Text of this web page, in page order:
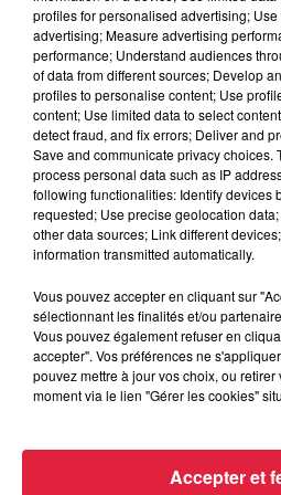
6 août 2026
Tags
Catherine
6 août 2026
Au zoo de
avec les
profiles for personalised advertising;
advertising; Measure advertising
performance; Understand audiences
of data from different sources; Develop
profiles to personalise content; Use
content; Use limited data to select
detect fraud, and fix errors; Deliver and
Save and communicate privacy choices.
process personal data such as IP
following functionalities: Identify devices
requested; Use precise geolocation
other data sources; Link different
information transmitted automatically.
Vous pouvez accepter en cliquant sur
sélectionnant les finalités et/ou
Vous pouvez également refuser en
accepter". Vos préférences ne
pouvez mettre à jour vos choix, ou
moment via le lien "Gérer les cookies"
Accepter et